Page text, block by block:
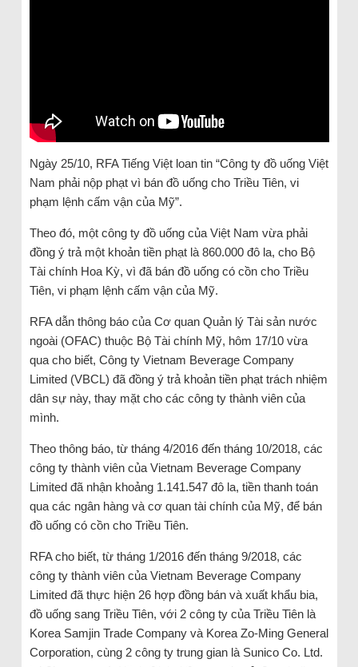
Ngày 25/10, RFA Tiếng Việt loan tin “Công ty đồ uống Việt
Nam phải nộp phạt vì bán đồ uống cho Triều Tiên, vi
phạm lệnh cấm vận của Mỹ”.
Theo đó, một công ty đồ uống của Việt Nam vừa phải
đồng ý trả một khoản tiền phạt là 860.000 đô la, cho Bộ
Tài chính Hoa Kỳ, vì đã bán đồ uống có cồn cho Triều
Tiên, vi phạm lệnh cấm vận của Mỹ.
RFA dẫn thông báo của Cơ quan Quản lý Tài sản nước
ngoài (OFAC) thuộc Bộ Tài chính Mỹ, hôm 17/10 vừa
qua cho biết, Công ty Vietnam Beverage Company
Limited (VBCL) đã đồng ý trả khoản tiền phạt trách nhiệm
dân sự này, thay mặt cho các công ty thành viên của
mình.
Theo thông báo, từ tháng 4/2016 đến tháng 10/2018, các
công ty thành viên của Vietnam Beverage Company
Limited đã nhận khoảng 1.141.547 đô la, tiền thanh toán
qua các ngân hàng và cơ quan tài chính của Mỹ, để bán
đồ uống có cồn cho Triều Tiên.
RFA cho biết, từ tháng 1/2016 đến tháng 9/2018, các
công ty thành viên của Vietnam Beverage Company
Limited đã thực hiện 26 hợp đồng bán và xuất khẩu bia,
đồ uống sang Triều Tiên, với 2 công ty của Triều Tiên là
Korea Samjin Trade Company và Korea Zo-Ming General
Corporation, cùng 2 công ty trung gian là Sunico Co. Ltd.